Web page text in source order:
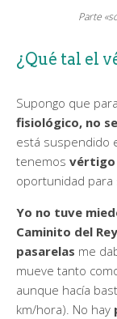
Parte
¿Qué tal el
Supongo que
fisiológico, no
está suspendido
tenemos vértigo
oportunidad para
Yo no tuve
Caminito del
pasarelas me
mueve tanto
aunque hacía
km/hora). No hay